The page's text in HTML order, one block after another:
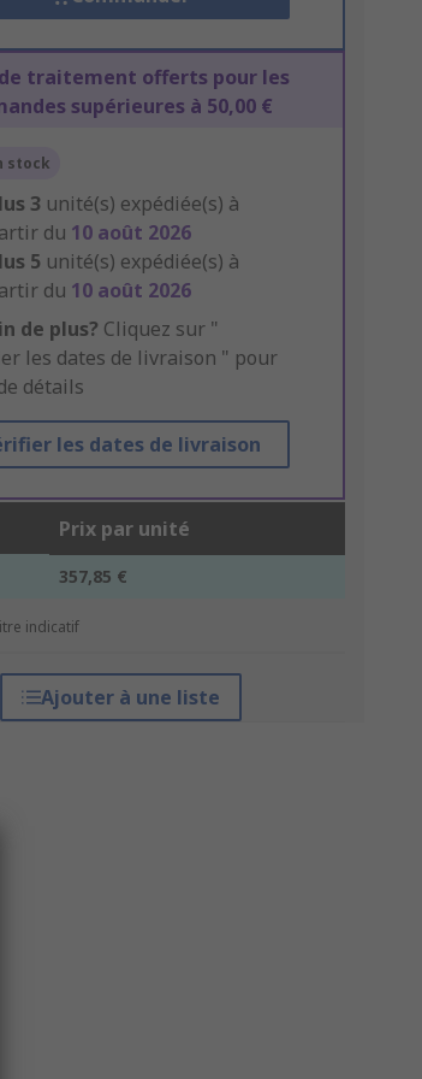
traitement offerts pour les
supérieures à 50,00 €
stock
3 unité(s) expédiée(s) à
du 10 août 2026
5 unité(s) expédiée(s) à
du 10 août 2026
de plus? Cliquez sur "
les dates de livraison " pour
détails
les dates de livraison
Prix par unité
357,85 €
indicatif
Ajouter à une liste